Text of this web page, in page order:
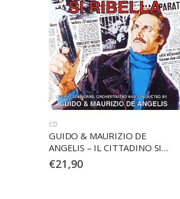
CD
GUIDO & MAURIZIO DE
ANGELIS – IL CACCIATORE DI
SQUALI / O.S.T.
€17,90